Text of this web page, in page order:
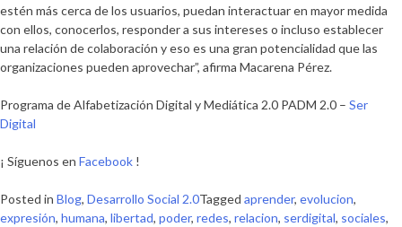
estén más cerca de los usuarios, puedan interactuar en mayor medida
con ellos, conocerlos, responder a sus intereses o incluso establecer
una relación de colaboración y eso es una gran potencialidad que las
organizaciones pueden aprovechar”, afirma Macarena Pérez.
Programa de Alfabetización Digital y Mediática 2.0 PADM 2.0 – Ser
Digital
¡ Síguenos en Facebook !
Posted in Blog, Desarrollo Social 2.0Tagged aprender, evolucion,
expresión, humana, libertad, poder, redes, relacion, serdigital, sociales,